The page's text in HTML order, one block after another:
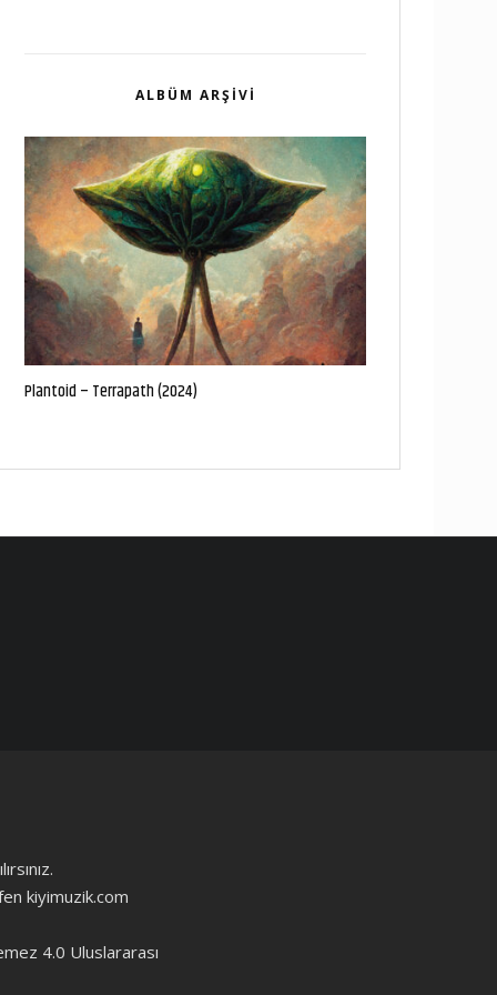
ALBÜM ARŞIVI
Plantoid – Terrapath (2024)
kiyimuzik.com
4.0 Uluslararası